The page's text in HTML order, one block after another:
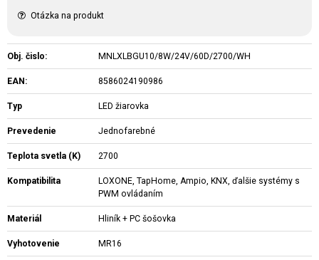
Otázka na produkt
Obj. čislo: MNLXLBGU10/8W/24V/60D/2700/WH
EAN: 8586024190986
Typ LED žiarovka
Prevedenie Jednofarebné
Teplota svetla (K) 2700
Kompatibilita
LOXONE, TapHome, Ampio, KNX, ďalšie systémy s
PWM ovládaním
Materiál Hliník + PC šošovka
Vyhotovenie MR16